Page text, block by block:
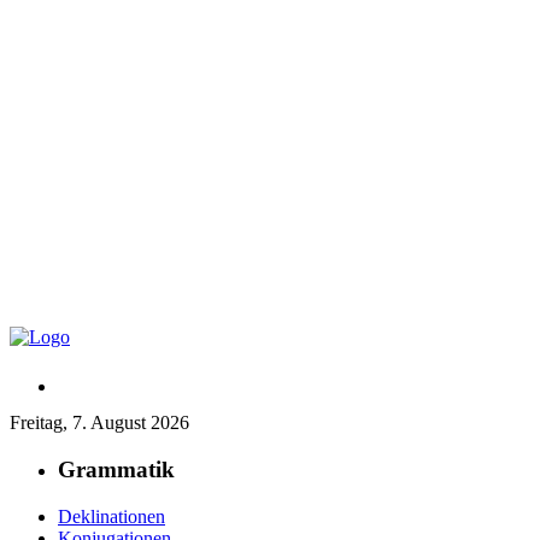
Freitag, 7. August 2026
Grammatik
Deklinationen